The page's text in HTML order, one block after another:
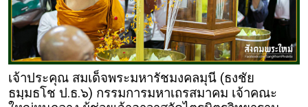
เจ้าประคุณ สมเด็จพระมหารัชมงคลมุนี (ธงชัย
ธมฺมธโช ป.ธ.๖) กรรมการมหาเถรสมาคม เจ้าคณะ